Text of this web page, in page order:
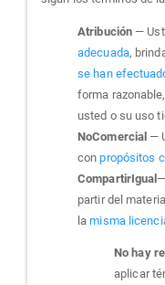
Atribución —
adecuada,
se han
forma
usted o su uso
NoComercial —
conpropósitos
CompartirIgual
partir del
lamisma
No hay
aplicar